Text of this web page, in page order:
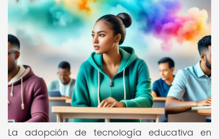
La adopción de tecnología educativa en